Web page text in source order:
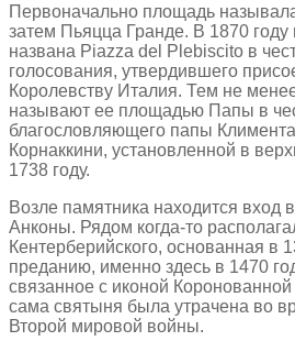
Первоначально площадь
затем Пьяцца Гранде. В 1870
названа Piazza del Plebiscito в
голосования, утвердившего
Королевству Италия. Тем не
называют ее площадью Папы в
благословляющего папы
Корнаккини, установленной в
1738 году.
Возле памятника находится вход
Анконы. Рядом когда-то
Кентерберийского, основанная в
преданию, именно здесь в 1470
связанное с иконой
сама святыня была утрачена во
Второй мировой войны.